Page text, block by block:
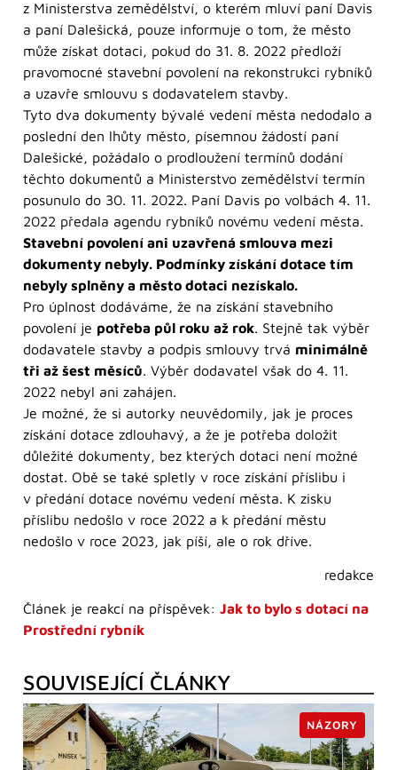
z Ministerstva zemědělství, o kterém mluví paní Davis
a paní Dalešická, pouze informuje o tom, že město
může získat dotaci, pokud do 31. 8. 2022 předloží
pravomocné stavební povolení na rekonstrukci rybníků
a uzavře smlouvu s dodavatelem stavby.
Tyto dva dokumenty bývalé vedení města nedodalo a
poslední den lhůty město, písemnou žádostí paní
Dalešické, požádalo o prodloužení termínů dodání
těchto dokumentů a Ministerstvo zemědělství termín
posunulo do 30. 11. 2022. Paní Davis po volbách 4. 11.
2022 předala agendu rybníků novému vedení města.
Stavební povolení ani uzavřená smlouva mezi
dokumenty nebyly. Podmínky získání dotace tím
nebyly splněny a město dotaci nezískalo.
Pro úplnost dodáváme, že na získání stavebního
povolení je potřeba půl roku až rok. Stejně tak výběr
dodavatele stavby a podpis smlouvy trvá minimálně
tři až šest měsíců. Výběr dodavatel však do 4. 11.
2022 nebyl ani zahájen.
Je možné, že si autorky neuvědomily, jak je proces
získání dotace zdlouhavý, a že je potřeba doložit
důležité dokumenty, bez kterých dotaci není možné
dostat. Obě se také spletly v roce získání příslibu i
v předání dotace novému vedení města. K zisku
příslibu nedošlo v roce 2022 a k předání městu
nedošlo v roce 2023, jak píší, ale o rok dříve.
redakce
Článek je reakcí na příspěvek: Jak to bylo s dotací na
Prostřední rybník
SOUVISEJÍCÍ ČLÁNKY
NÁZORY